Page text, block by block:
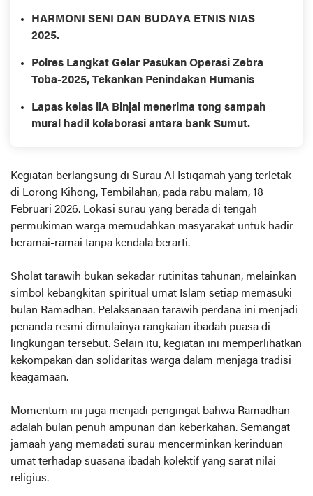
HARMONI SENI DAN BUDAYA ETNIS NIAS
2025.
Polres Langkat Gelar Pasukan Operasi Zebra
Toba-2025, Tekankan Penindakan Humanis
Lapas kelas llA Binjai menerima tong sampah
mural hadil kolaborasi antara bank Sumut.
Kegiatan berlangsung di Surau Al Istiqamah yang terletak
di Lorong Kihong, Tembilahan, pada rabu malam, 18
Februari 2026. Lokasi surau yang berada di tengah
permukiman warga memudahkan masyarakat untuk hadir
beramai-ramai tanpa kendala berarti.
Sholat tarawih bukan sekadar rutinitas tahunan, melainkan
simbol kebangkitan spiritual umat Islam setiap memasuki
bulan Ramadhan. Pelaksanaan tarawih perdana ini menjadi
penanda resmi dimulainya rangkaian ibadah puasa di
lingkungan tersebut. Selain itu, kegiatan ini memperlihatkan
kekompakan dan solidaritas warga dalam menjaga tradisi
keagamaan.
Momentum ini juga menjadi pengingat bahwa Ramadhan
adalah bulan penuh ampunan dan keberkahan. Semangat
jamaah yang memadati surau mencerminkan kerinduan
umat terhadap suasana ibadah kolektif yang sarat nilai
religius.